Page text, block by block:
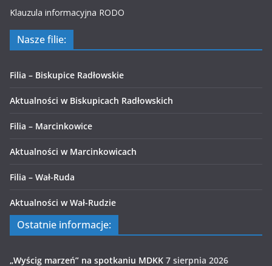
Klauzula informacyjna RODO
Nasze filie:
Filia – Biskupice Radłowskie
Aktualności w Biskupicach Radłowskich
Filia – Marcinkowice
Aktualności w Marcinkowicach
Filia – Wał-Ruda
Aktualności w Wał-Rudzie
Ostatnie informacje:
„Wyścig marzeń” na spotkaniu MDKK 7 sierpnia 2026